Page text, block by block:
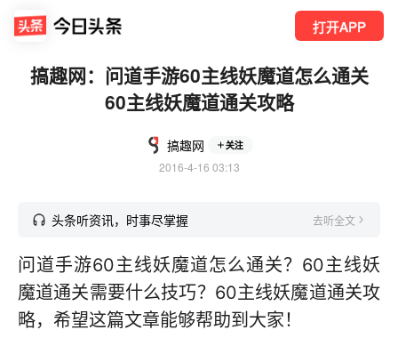
打开APP
搞趣网：问道手游60主线妖魔道怎么通关
60主线妖魔道通关攻略
搞趣网 关注
2016-4-16 03:13
头条听资讯，时事尽掌握 去听全文
问道手游60主线妖魔道怎么通关？60主线妖
魔道通关需要什么技巧？60主线妖魔道通关攻
略，希望这篇文章能够帮助到大家！